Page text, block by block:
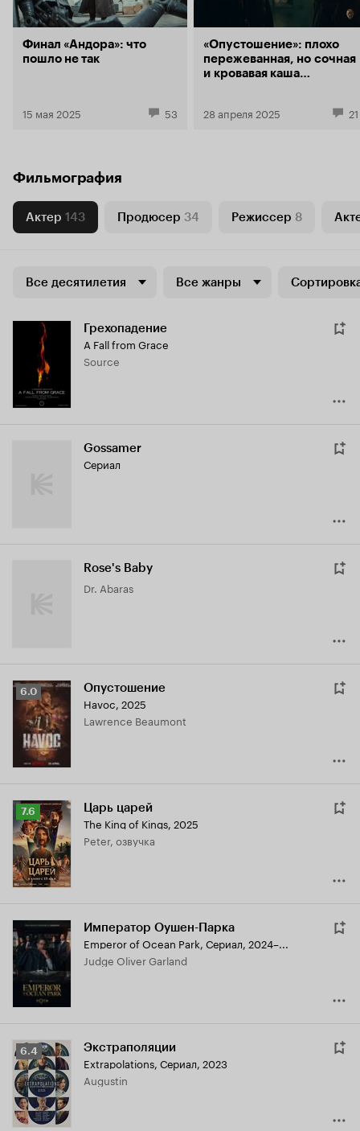
Финал «Андора»: что
пошло не так
15 мая 2025 53
«Опустошение»: плохо
пережеванная, но сочная
и кровавая каша
28 апреля 2025 21
Фильмография
Актер 143 Продюсер 34 Режиссер 8
Все десятилетия Все жанры
Грехопадение
A Fall from Grace
Source
Gossamer
Сериал
Rose's Baby
Dr. Abaras
Рейтинг
Кинопоиска
6.0
6.0 Опустошение
Havoc, 2025
Lawrence Beaumont
Рейтинг
Кинопоиска
7.6
7.6 Царь царей
The King of Kings, 2025
Peter, озвучка
Император Оушен-Парка
Emperor of Ocean Park, Сериал, 2024–...
Judge Oliver Garland
Рейтинг
Кинопоиска
6.4
6.4 Экстраполяции
Extrapolations, Сериал, 2023
Augustin